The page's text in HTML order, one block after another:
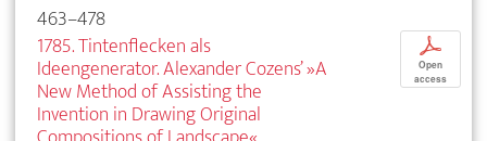
463–478
1785. Tintenflecken als
Ideengenerator. Alexander Cozens’ »A
New Method of Assisting the
Invention in Drawing Original
p
Open
access